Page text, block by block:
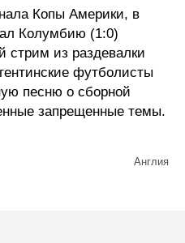
Копы Америки, в
Колумбию (1:0)
стрим из раздевалки
футболисты
песню о сборной
запрещенные темы.
Англия